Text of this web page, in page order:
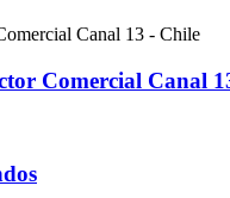
Comercial Canal